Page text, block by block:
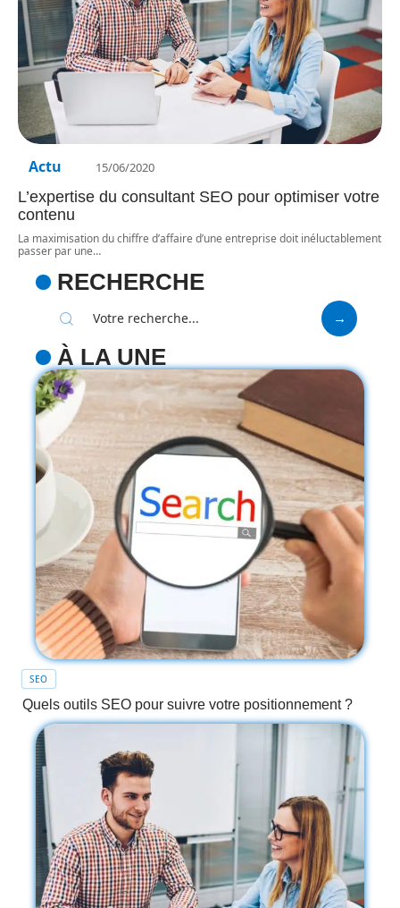
Actu 15/06/2020
L’expertise du consultant SEO pour optimiser votre
contenu
La maximisation du chiffre d’affaire d’une entreprise doit inéluctablement
passer par une…
RECHERCHE
À LA UNE
SEO
Quels outils SEO pour suivre votre positionnement ?